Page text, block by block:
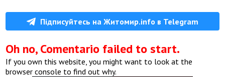
Підписуйтесь на Житомир.info в Telegram
Oh no, Comentario failed to start.
If you own this website, you might want to look at the
browser console to find out why.